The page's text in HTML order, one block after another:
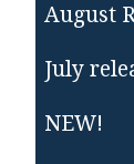
August
July
NEW!